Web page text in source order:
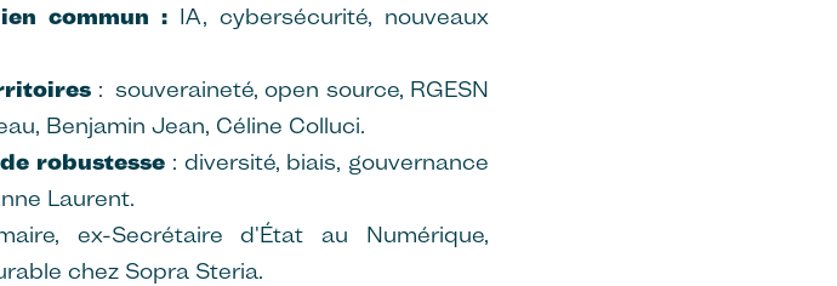
commun : IA, cybersécurité, nouveaux
: souveraineté, open source, RGESN
Benjamin Jean, Céline Colluci.
robustesse : diversité, biais, gouvernance
Laurent.
ex-Secrétaire d'État au Numérique,
chez Sopra Steria.